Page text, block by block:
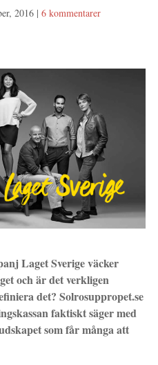
2016| 6 kommentarer
Laget Sverige väcker
och är det verkligen
det? Solrosuppropet.se
faktiskt säger med
som får många att